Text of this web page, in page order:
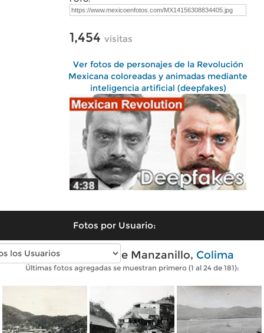
1,454 visitas
Ver fotos de personajes de la Revolución
Mexicana coloreadas y animadas mediante
inteligencia artificial (deepfakes)
Fotos por Usuario:
Fotos antiguas de Manzanillo, Colima
Últimas fotos agregadas se muestran primero (1 al 24 de 181):